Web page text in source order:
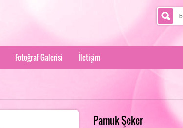
Fotoğraf Galerisi İletişim
Pamuk Şeker